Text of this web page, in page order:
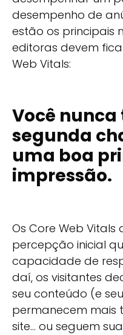
desempenho de
estão os principais
editoras devem
Web Vitals:
Você
segunda
uma boa
impressão.
Os Core Web
percepção inicial
capacidade de
daí, os visitantes
seu conteúdo (e
permanecem mais
site... ou seguem